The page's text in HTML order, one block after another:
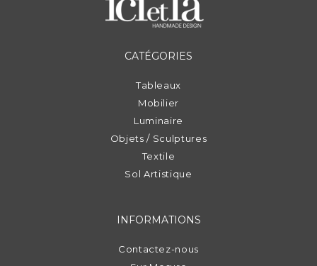
CATÉGORIES
Tableaux
Mobilier
Luminaire
Objets / Sculptures
Textile
Sol Artistique
INFORMATIONS
Contactez-nous